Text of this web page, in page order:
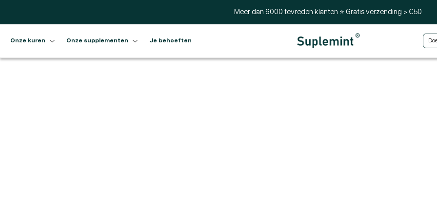
Meer dan 6000 tevreden klanten ⭐ Gratis verzending > €50
Onze kuren Onze supplementen Je behoeften